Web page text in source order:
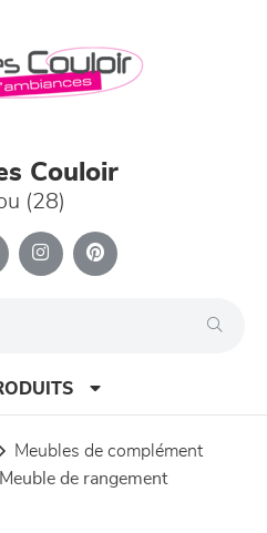
Couloir
(28)
meubles de complément
meuble de rangement